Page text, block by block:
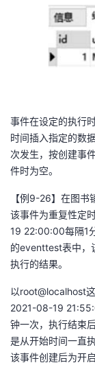
事件在设定的执行
时间插入指定的数
次发生，按创建事
件时为空。
【例9-26】在图书
该事件为重复性定
19 22:00:00每隔1
的eventtest表中，
执行的结果。
以root@localhost
2021-08-19
钟一次，执行结束
是从开始时间一直
该事件创建后为开